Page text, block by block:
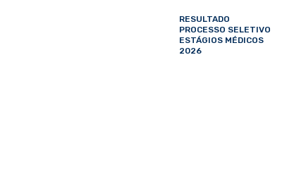
RESULTADO
PROCESSO SELETIVO
ESTÁGIOS MÉDICOS
2026